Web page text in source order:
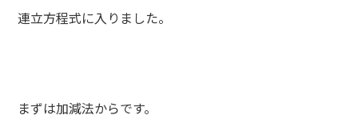
連立方程式に入りました。
まずは加減法からです。